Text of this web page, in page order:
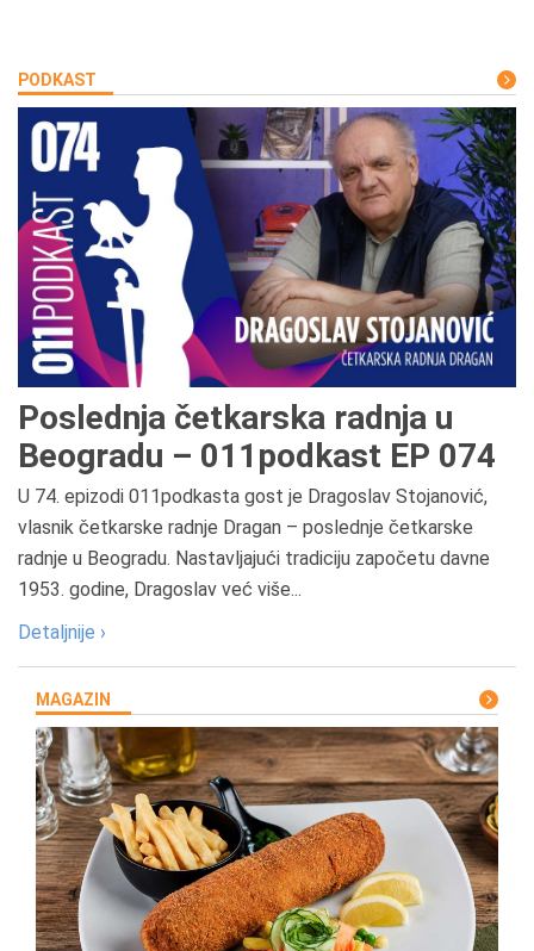
PODKAST
Poslednja četkarska radnja u
Beogradu – 011podkast EP 074
U 74. epizodi 011podkasta gost je Dragoslav Stojanović,
vlasnik četkarske radnje Dragan – poslednje četkarske
radnje u Beogradu. Nastavljajući tradiciju započetu davne
1953. godine, Dragoslav već više...
Detaljnije ›
MAGAZIN